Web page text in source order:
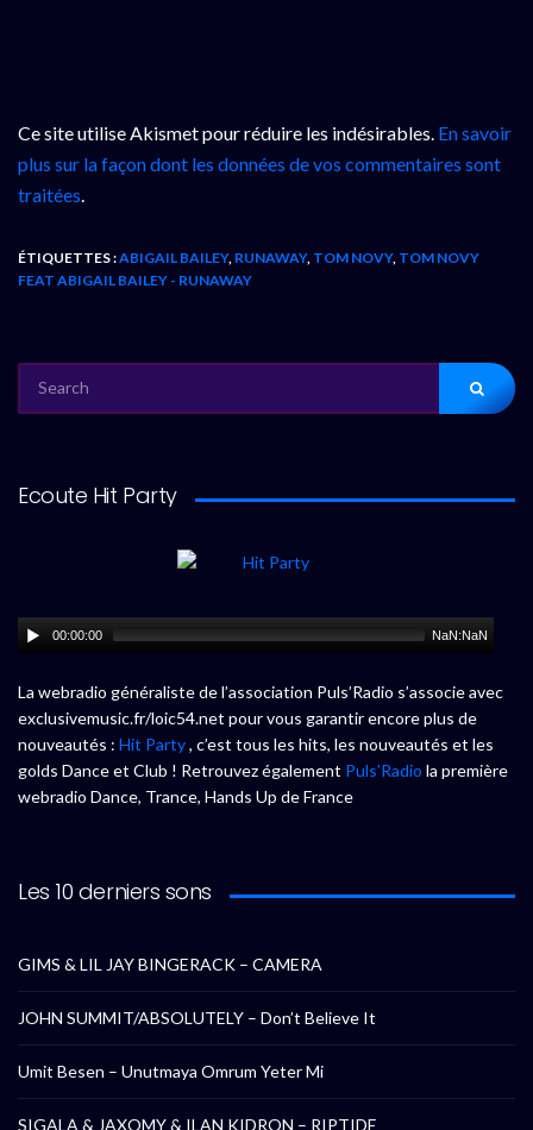
Ce site utilise Akismet pour réduire les indésirables. En savoir
plus sur la façon dont les données de vos commentaires sont
traitées.
ÉTIQUETTES :ABIGAIL BAILEY, RUNAWAY, TOM NOVY, TOM NOVY
FEAT ABIGAIL BAILEY - RUNAWAY
FOR:
Ecoute Hit Party
00:00:00 NaN:NaN
La webradio généraliste de l’association Puls’Radio s’associe avec
exclusivemusic.fr/loic54.net pour vous garantir encore plus de
nouveautés : Hit Party, c’est tous les hits, les nouveautés et les
golds Dance et Club ! Retrouvez également Puls’Radio la première
webradio Dance, Trance, Hands Up de France
Les 10 derniers sons
GIMS & LIL JAY BINGERACK – CAMERA
JOHN SUMMIT/ABSOLUTELY – Don’t Believe It
Umit Besen – Unutmaya Omrum Yeter Mi
SIGALA & JAXOMY & ILAN KIDRON – RIPTIDE